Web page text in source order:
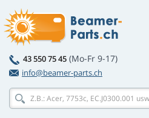
43 550 75 45 (Mo-Fr 9-17)
info@beamer-parts.ch